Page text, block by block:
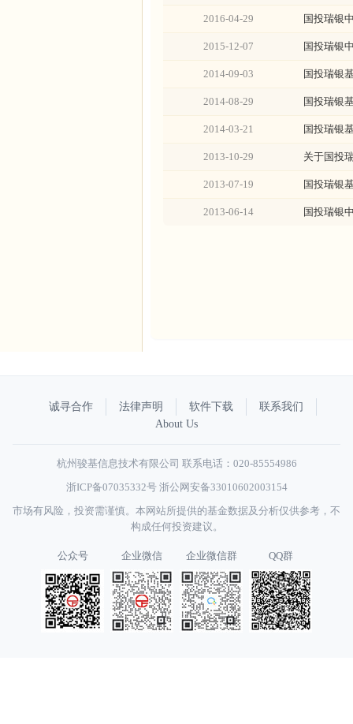
2016-04-29 国投瑞银
2015-12-07 国投瑞银
2014-09-03 国投瑞银
2014-08-29 国投瑞银
2014-03-21 国投瑞银
2013-10-29 关于国投
2013-07-19 国投瑞银
2013-06-14 国投瑞银
诚寻合作 法律声明 软件下载
联系我们
About Us
杭州骏基信息技术有限公司 联系电话：020-85554986
浙ICP备07035332号 浙公网安备33010602003154
市场有风险，投资需谨慎。本网站所提供的基金数据及分析仅供参考，不
构成任何投资建议。
公众号 企业微信 企业微信群 QQ群